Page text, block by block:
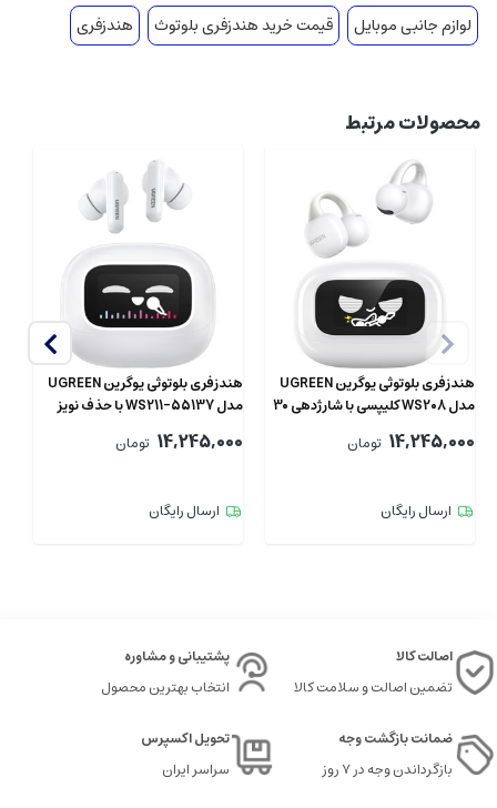
لوازم جانبی موبایل
قیمت خرید هندزفری بلوتوث هندزفری
محصولات مرتبط
هندزفری بلوتوثی یوگرین UGREEN
مدل WS208 کلیپسی با شارژدهی 30
14,245,000 تومان
ارسال رایگان
هندزفری بلوتوثی یوگرین UGREEN
مدل ‎WS211-55137 با حذف نویز
14,245,000 تومان
ارسال رایگان
اصالت کالا
تضمین اصالت و سلامت کالا
پشتیبانی و مشاوره
انتخاب بهترین محصول
ضمانت بازگشت وجه
بازگرداندن وجه در ۷ روز
تحویل اکسپرس
سراسر ایران